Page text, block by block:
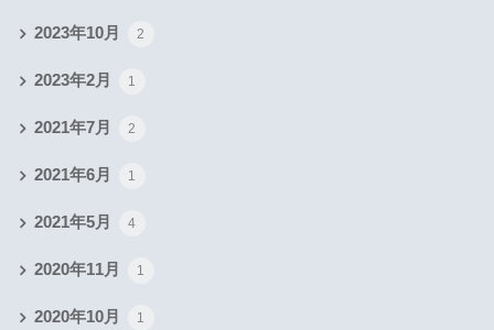
2023年10月 2
2023年2月 1
2021年7月 2
2021年6月 1
2021年5月 4
2020年11月 1
2020年10月 1